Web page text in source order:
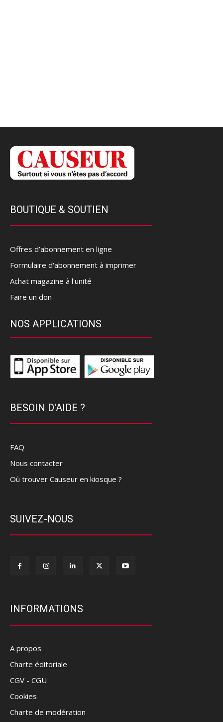
BOUTIQUE & SOUTIEN
Offres d’abonnement en ligne
Formulaire d'abonnement à imprimer
Achat magazine à l'unité
Faire un don
NOS APPLICATIONS
BESOIN D'AIDE ?
FAQ
Nous contacter
Où trouver Causeur en kiosque ?
SUIVEZ-NOUS
INFORMATIONS
A propos
Charte éditoriale
CGV - CGU
Cookies
Charte de modération